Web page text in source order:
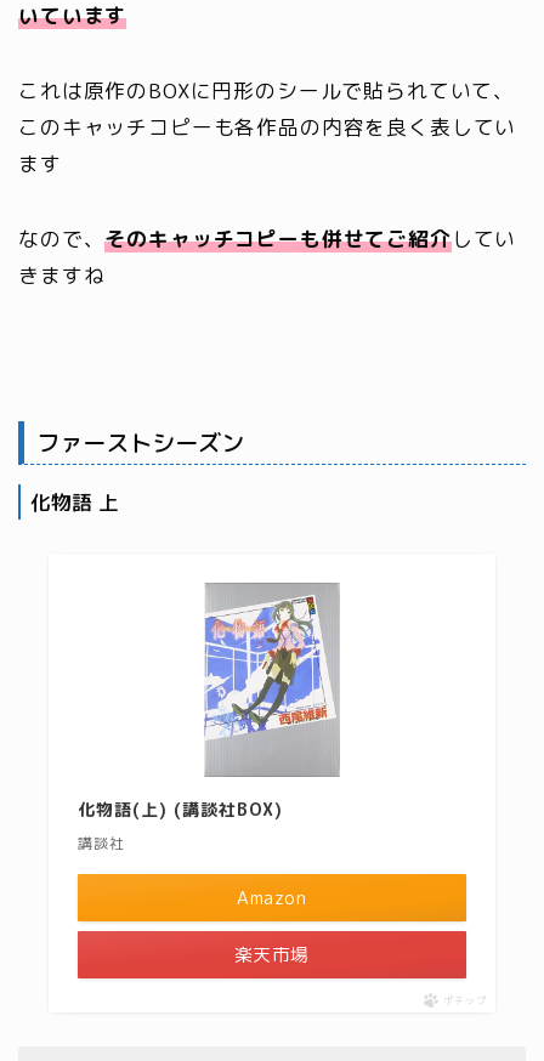
いています
これは原作のBOXに円形のシールで貼られていて、
このキャッチコピーも各作品の内容を良く表してい
ます
なので、そのキャッチコピーも併せてご紹介してい
きますね
ファーストシーズン
化物語 上
化物語(上) (講談社BOX)
講談社
Amazon
楽天市場
ポチップ